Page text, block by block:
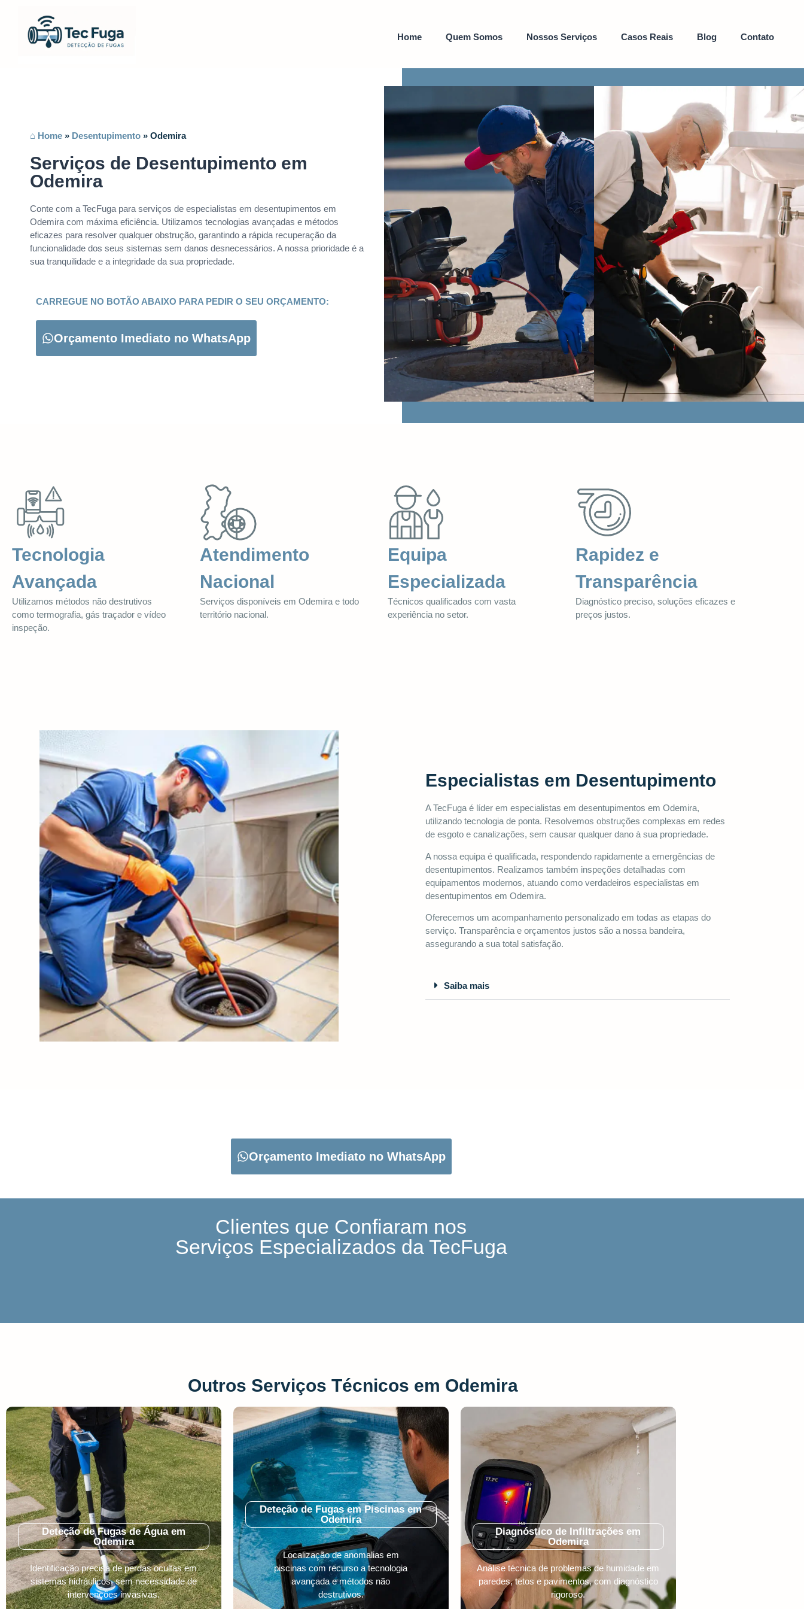
Home Quem Somos Nossos Serviços Casos Reais Blog Contato
⌂ Home » Desentupimento » Odemira
Serviços de Desentupimento em
Odemira
Conte com a TecFuga para serviços de especialistas em desentupimentos em
Odemira com máxima eficiência. Utilizamos tecnologias avançadas e métodos
eficazes para resolver qualquer obstrução, garantindo a rápida recuperação da
funcionalidade dos seus sistemas sem danos desnecessários. A nossa prioridade é a
sua tranquilidade e a integridade da sua propriedade.
CARREGUE NO BOTÃO ABAIXO PARA PEDIR O SEU ORÇAMENTO:
Orçamento Imediato no WhatsApp
Tecnologia
Avançada
Utilizamos métodos não destrutivos
como termografia, gás traçador e vídeo
inspeção.
Atendimento
Nacional
Serviços disponíveis em Odemira e todo
território nacional.
Equipa
Especializada
Técnicos qualificados com vasta
experiência no setor.
Rapidez e
Transparência
Diagnóstico preciso, soluções eficazes e
preços justos.
Especialistas em Desentupimento
A TecFuga é líder em especialistas em desentupimentos em Odemira,
utilizando tecnologia de ponta. Resolvemos obstruções complexas em redes
de esgoto e canalizações, sem causar qualquer dano à sua propriedade.
A nossa equipa é qualificada, respondendo rapidamente a emergências de
desentupimentos. Realizamos também inspeções detalhadas com
equipamentos modernos, atuando como verdadeiros especialistas em
desentupimentos em Odemira.
Oferecemos um acompanhamento personalizado em todas as etapas do
serviço. Transparência e orçamentos justos são a nossa bandeira,
assegurando a sua total satisfação.
Saiba mais
Orçamento Imediato no WhatsApp
Clientes que Confiaram nos
Serviços Especializados da TecFuga
Outros Serviços Técnicos em Odemira
Deteção de Fugas de Água em
Odemira
Identificação precisa de perdas ocultas em
sistemas hidráulicos, sem necessidade de
intervenções invasivas.
Deteção de Fugas em Piscinas em
Odemira
Localização de anomalias em
piscinas com recurso a tecnologia
avançada e métodos não
destrutivos.
Diagnóstico de Infiltrações em
Odemira
Análise técnica de problemas de humidade em
paredes, tetos e pavimentos, com diagnóstico
rigoroso.